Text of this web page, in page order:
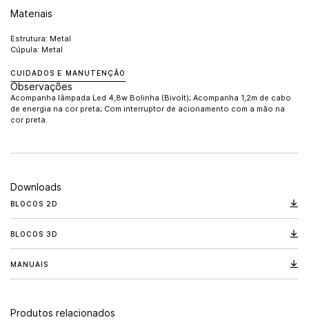
Materiais
Estrutura: Metal
Cúpula: Metal
CUIDADOS E MANUTENÇÃO
Observações
Acompanha lâmpada Led 4,8w Bolinha (Bivolt); Acompanha 1,2m de cabo
de energia na cor preta; Com interruptor de acionamento com a mão na
cor preta.
Downloads
BLOCOS 2D
BLOCOS 3D
MANUAIS
Produtos relacionados